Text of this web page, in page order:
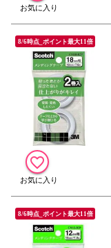
8/6時点_ポイント最大11倍
8/6時点_ポイント最大11倍